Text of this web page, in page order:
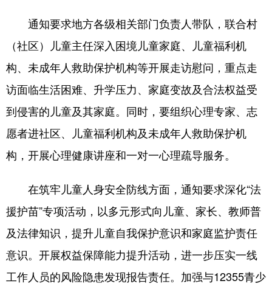
通知要求地方各级相关部门负责人带队，联合村
（社区）儿童主任深入困境儿童家庭、儿童福利机
构、未成年人救助保护机构等开展走访慰问，重点走
访面临生活困难、升学压力、家庭变故及合法权益受
到侵害的儿童及其家庭。同时，要组织心理专家、志
愿者进社区、儿童福利机构及未成年人救助保护机
构，开展心理健康讲座和一对一心理疏导服务。
在筑牢儿童人身安全防线方面，通知要求深化“法
援护苗”专项活动，以多元形式向儿童、家长、教师普
及法律知识，提升儿童自我保护意识和家庭监护责任
意识。开展权益保障能力提升活动，进一步压实一线
工作人员的风险隐患发现报告责任。加强与12355青少